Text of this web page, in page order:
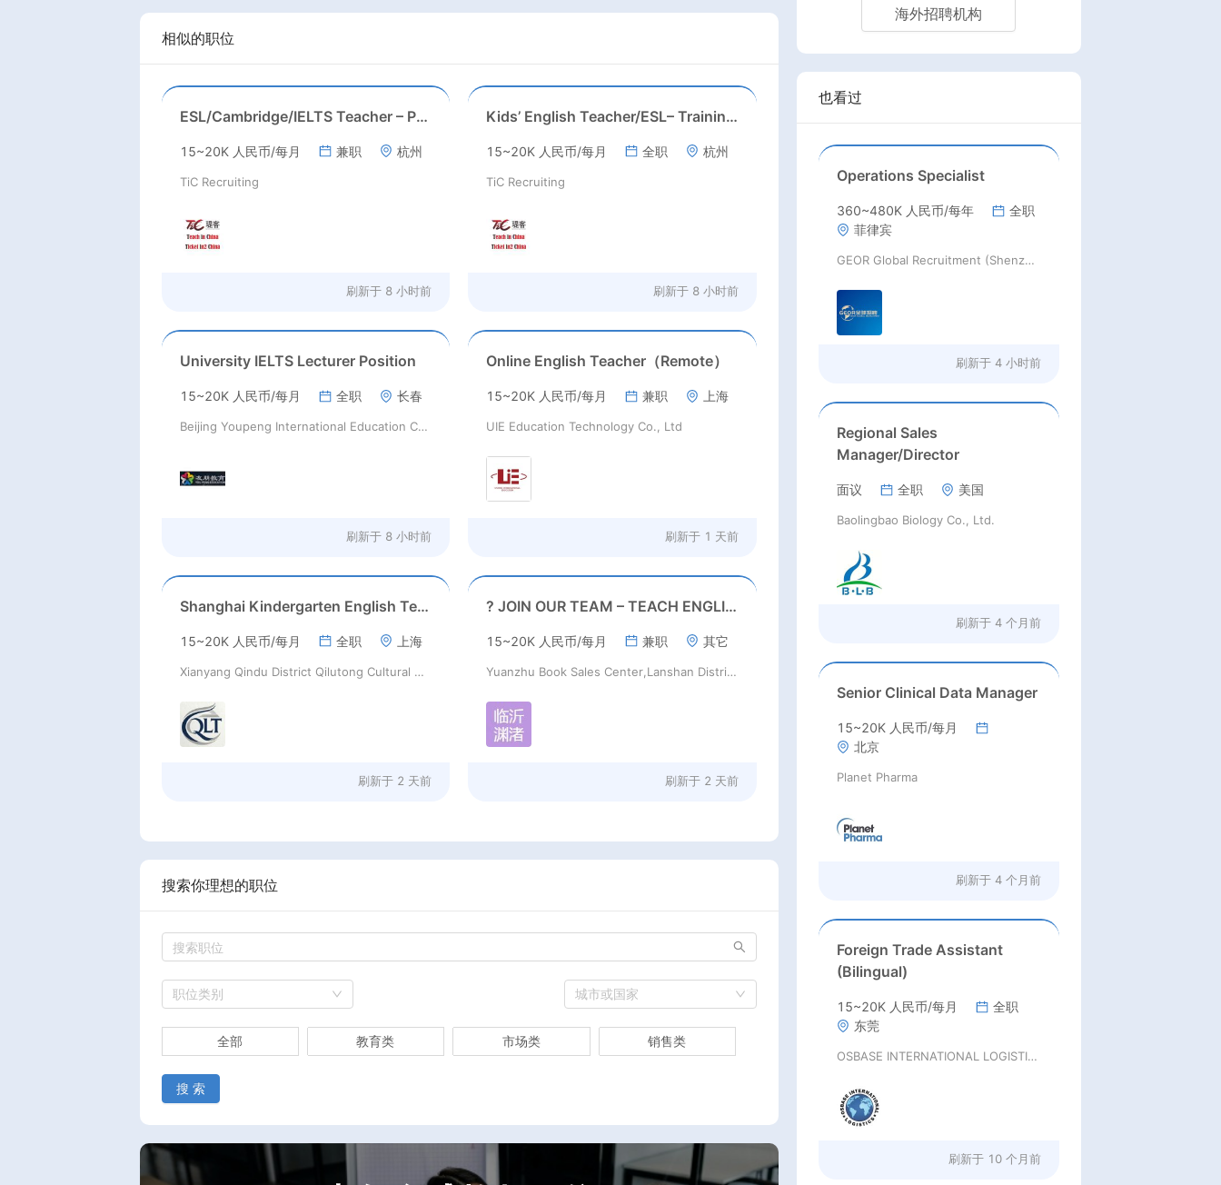
相似的职位
ESL/Cambridge/IELTS Teacher – Primary to Secondary
15~20K 人民币/每月 兼职 杭州
TiC Recruiting
刷新于 8 小时前
Kids’ English Teacher/ESL– Training Center, Ages 3-12
15~20K 人民币/每月 全职 杭州
TiC Recruiting
刷新于 8 小时前
University IELTS Lecturer Position
15~20K 人民币/每月 全职 长春
Beijing Youpeng International Education Consulting Co., Ltd
刷新于 8 小时前
Online English Teacher（Remote）
15~20K 人民币/每月 兼职 上海
UIE Education Technology Co., Ltd
刷新于 1 天前
Shanghai Kindergarten English Teacher
15~20K 人民币/每月 全职 上海
Xianyang Qindu District Qilutong Cultural Management Consulting Studio
刷新于 2 天前
? JOIN OUR TEAM – TEACH ENGLISH
15~20K 人民币/每月 兼职 其它
Yuanzhu Book Sales Center,Lanshan District,Linyi City
刷新于 2 天前
搜索你理想的职位
职位类别 城市或国家
全部 教育类 市场类 销售类
搜 索
海外招聘机构
也看过
Operations Specialist
360~480K 人民币/每年
全职
菲律宾
GEOR Global Recruitment (Shenzhen) Ltd.
刷新于 4 小时前
Regional Sales
Manager/Director
面议 全职 美国
Baolingbao Biology Co., Ltd.
刷新于 4 个月前
Senior Clinical Data Manager
15~20K 人民币/每月
北京
Planet Pharma
刷新于 4 个月前
Foreign Trade Assistant
(Bilingual)
15~20K 人民币/每月
全职
东莞
OSBASE INTERNATIONAL LOGISTICS COMPANY LTD
刷新于 10 个月前